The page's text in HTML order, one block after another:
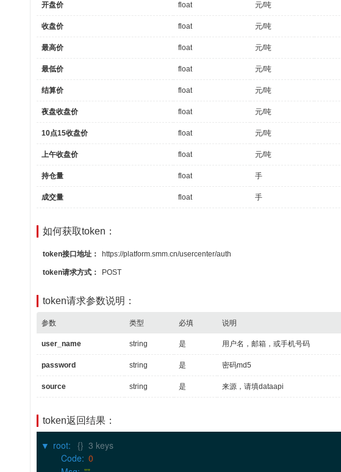
9
Name
▶ 11: {}
3 keys
Unit
"元/吨"
Info
""
Name: "持仓量"
Unit
"成交量"
▶ 2 items
0: "2016-05-27"
1: "97.5"
: "9.8"
3 : "……"
▶ 1 []
开盘价 float 元/吨
收盘价 float 元/吨
最高价 float 元/吨
最低价 float 元/吨
结算价 float 元/吨
夜盘收盘价 float 元/吨
10点15收盘价 float 元/吨
上午收盘价 float 元/吨
持仓量 float 手
成交量 float 手
如何获取token：
token接口地址： https://platform.smm.cn/usercenter/auth
token请求方式： POST
token请求参数说明：
参数 类型 必填 说明
user_name string 是 用户名，邮箱，或手机号码
password string 是 密码md5
source string 是 来源，请填dataapi
token返回结果：
▶ root: {} 3 keys
Code: 0